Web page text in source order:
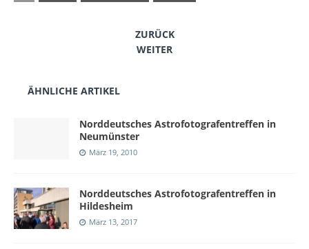
ZURÜCK
WEITER
ÄHNLICHE ARTIKEL
Norddeutsches Astrofotografentreffen in
Neumünster
März 19, 2010
Norddeutsches Astrofotografentreffen in
Hildesheim
März 13, 2017